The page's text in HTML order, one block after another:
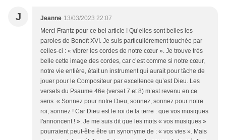
J Jeanne 13/03/2023 22:07
Merci Frantz pour ce bel article ! Qu’elles sont belles les
paroles de Benoît XVI. Je suis particulièrement touchée par
celles-ci : « vibrer les cordes de notre cœur ». Je trouve très
belle cette image des cordes, car c’est comme si notre cœur,
notre vie entière, était un instrument qui aurait pour tâche de
jouer pour le Compositeur par excellence qu’est Dieu. Les
versets du Psaume 46e (verset 7 et 8) m’est revenu en ce
sens: « Sonnez pour notre Dieu, sonnez, sonnez pour notre
roi, sonnez ! Car Dieu est le roi de la terre : que vos musiques
l'annoncent ! ». Je me suis dit que les mots « vos musiques »
pourraient peut-être être un synonyme de : « vos vies ». Mais